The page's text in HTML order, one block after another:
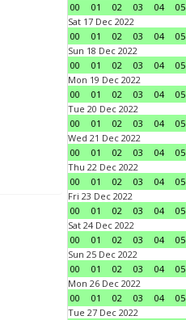
00
01 02 03 04 05
Sat 17 Dec 2022
00
01 02 03 04 05
Sun 18 Dec 2022
00
01 02 03 04 05
Mon 19 Dec 2022
00
01 02 03 04 05
Tue 20 Dec 2022
00
01 02 03 04 05
Wed 21 Dec 2022
00
01 02 03 04 05
Thu 22 Dec 2022
00
01 02 03 04 05
Fri 23 Dec 2022
00
01 02 03 04 05
Sat 24 Dec 2022
00
01 02 03 04 05
Sun 25 Dec 2022
00
01 02 03 04 05
Mon 26 Dec 2022
00
01 02 03 04 05
Tue 27 Dec 2022